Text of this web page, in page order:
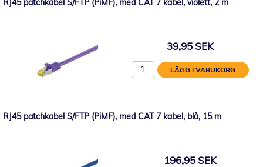
RJ45 patchkabel S/FTP (PiMF), med CAT 7 kabel, violett, 2 m
39,95 SEK
LÄGG I VARUKORG
RJ45 patchkabel S/FTP (PiMF), med CAT 7 kabel, blå, 15 m
196,95 SEK